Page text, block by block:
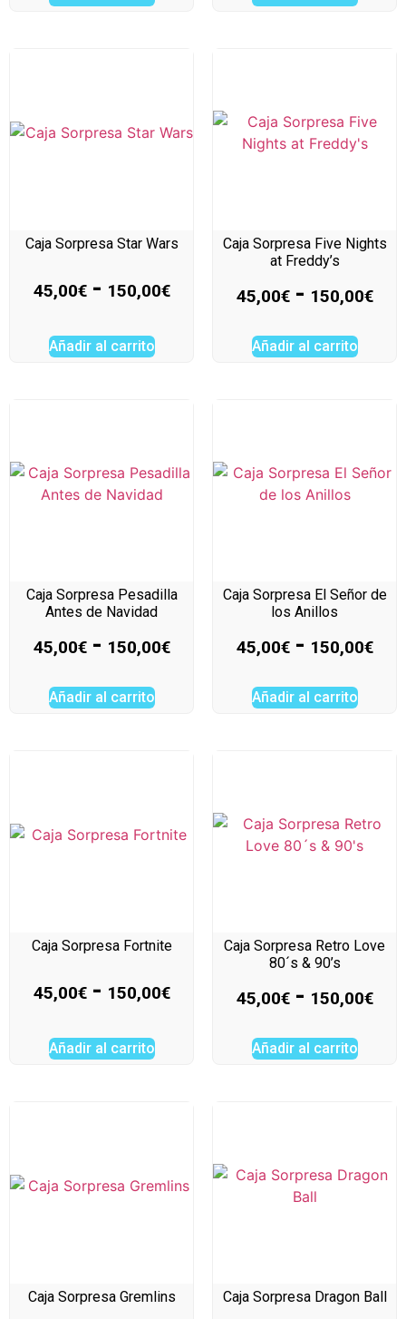
Caja Sorpresa Star Wars
45,00€ - 150,00€
Añadir al carrito
Caja Sorpresa Five Nights
at Freddy’s
45,00€ - 150,00€
Añadir al carrito
Caja Sorpresa Pesadilla
Antes de Navidad
45,00€ - 150,00€
Añadir al carrito
Caja Sorpresa El Señor de
los Anillos
45,00€ - 150,00€
Añadir al carrito
Caja Sorpresa Fortnite
45,00€ - 150,00€
Añadir al carrito
Caja Sorpresa Retro Love
80´s & 90’s
45,00€ - 150,00€
Añadir al carrito
Caja Sorpresa Gremlins Caja Sorpresa Dragon Ball